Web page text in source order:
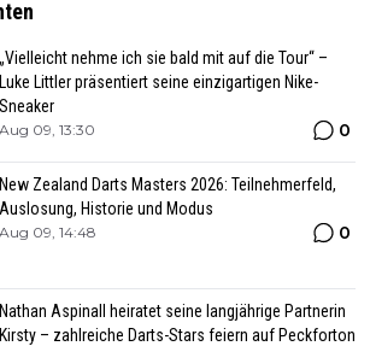
„Vielleicht nehme ich sie bald mit auf die Tour“ –
Luke Littler präsentiert seine einzigartigen Nike-
Sneaker
Aug 09, 13:30 0
New Zealand Darts Masters 2026: Teilnehmerfeld,
Auslosung, Historie und Modus
Aug 09, 14:48 0
Nathan Aspinall heiratet seine langjährige Partnerin
Kirsty – zahlreiche Darts-Stars feiern auf Peckforton